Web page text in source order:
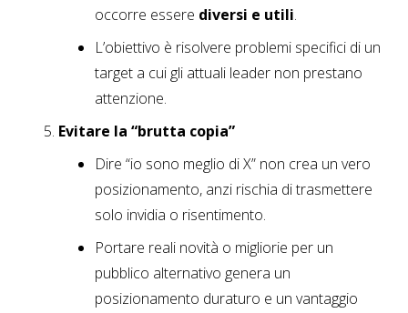
occorre essere diversi e utili.
L’obiettivo è risolvere problemi specifici di un
target a cui gli attuali leader non prestano
attenzione.
Evitare la “brutta copia”
Dire “io sono meglio di X” non crea un vero
posizionamento, anzi rischia di trasmettere
solo invidia o risentimento.
Portare reali novità o migliorie per un
pubblico alternativo genera un
posizionamento duraturo e un vantaggio